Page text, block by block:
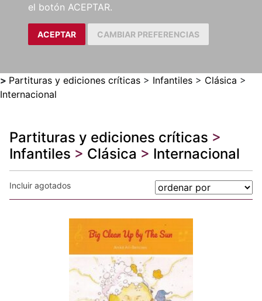
el botón ACEPTAR.
ACEPTAR CAMBIAR PREFERENCIAS
> Partituras y ediciones críticas > Infantiles > Clásica >
Internacional
Partituras y ediciones críticas >
Infantiles > Clásica > Internacional
Incluir agotados